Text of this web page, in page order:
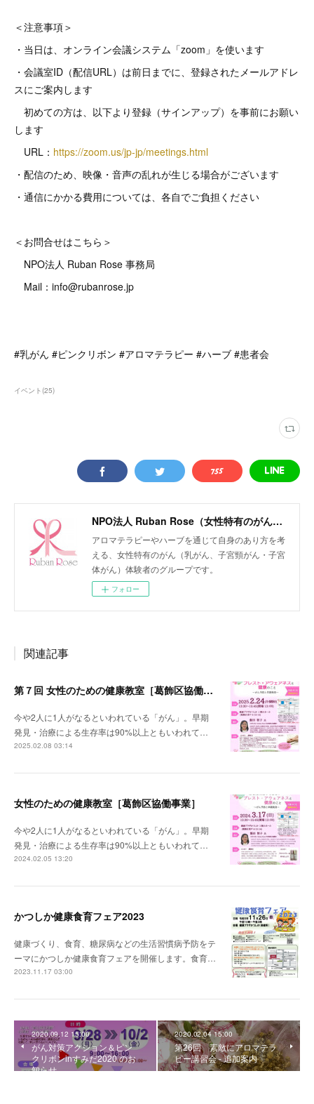
＜注意事項＞
・当日は、オンライン会議システム「zoom」を使います
・会議室ID（配信URL）は前日までに、登録されたメールアドレ
スにご案内します
初めての方は、以下より登録（サインアップ）を事前にお願い
します
URL： https://zoom.us/jp-jp/meetings.html
・配信のため、映像・音声の乱れが生じる場合がございます
・通信にかかる費用については、各自でご負担ください
＜お問合せはこちら＞
NPO法人 Ruban Rose 事務局
Mail：info@rubanrose.jp
#乳がん #ピンクリボン #アロマテラピー #ハーブ #患者会
イベント(25)
NPO法人 Ruban Rose（女性特有のがん患者会）
アロマテラピーやハーブを通じて自身のあり方を考
える、女性特有のがん（乳がん、子宮頸がん・子宮
体がん）体験者のグループです。
フォロー
関連記事
第７回 女性のための健康教室［葛飾区協働事業］
今や2人に1人がなるといわれている「がん」。早期
発見・治療による生存率は90%以上ともいわれて…
2025.02.08 03:14
女性のための健康教室［葛飾区協働事業］
今や2人に1人がなるといわれている「がん」。早期
発見・治療による生存率は90%以上ともいわれて…
2024.02.05 13:20
かつしか健康食育フェア2023
健康づくり、食育、糖尿病などの生活習慣病予防をテ
ーマにかつしか健康食育フェアを開催します。食育…
2023.11.17 03:00
2020.09.12 15:00
がん対策アクション＆ピン
クリボンinすみだ2020 のお
知らせ
2020.02.04 15:00
第26回 素敵にアロマテラ
ピー講習会 - 追加案内